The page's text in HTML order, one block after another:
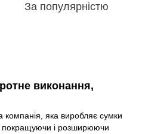
За популярністю
виконання,
компанія, яка виробляє сумки
покращуючи і розширюючи